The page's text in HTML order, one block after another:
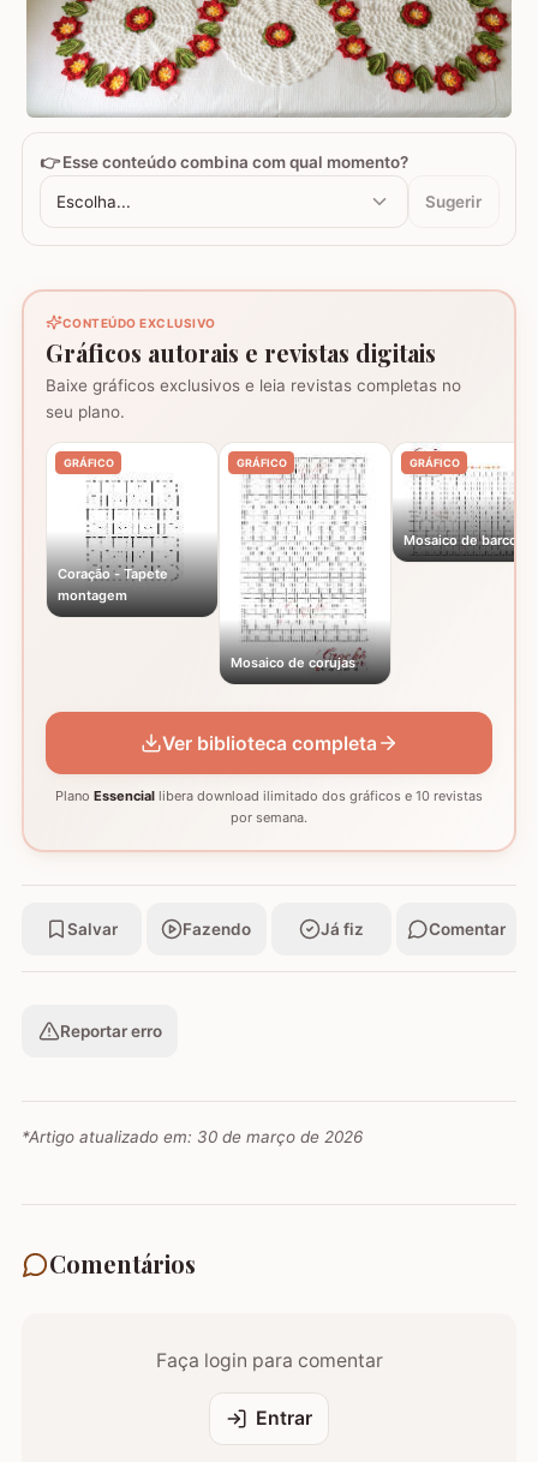
👉 Esse conteúdo combina com qual momento?
Escolha... Sugerir
CONTEÚDO EXCLUSIVO
Gráficos autorais e revistas digitais
Baixe gráficos exclusivos e leia revistas completas no
seu plano.
GRÁFICO
Coração - Tapete
montagem
GRÁFICO
Mosaico de corujas
GRÁFICO
Mosaico de barcos
Ver biblioteca completa
Plano Essencial libera download ilimitado dos gráficos e 10 revistas
por semana.
Salvar Fazendo Já fiz Comentar
Reportar erro
*Artigo atualizado em: 30 de março de 2026
Comentários
Faça login para comentar
Entrar